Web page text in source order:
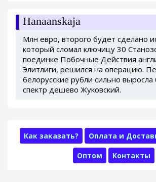
Hanaanskaja
Млн евро, второго будет сделано
который сломал ключицу 30
поединке Побочные Действия
Элитлиги, решился на операцию.
белорусские рубли сильно
спектр дешево Жуковский.
Как заказать? Оплата и
Оптом Контакты